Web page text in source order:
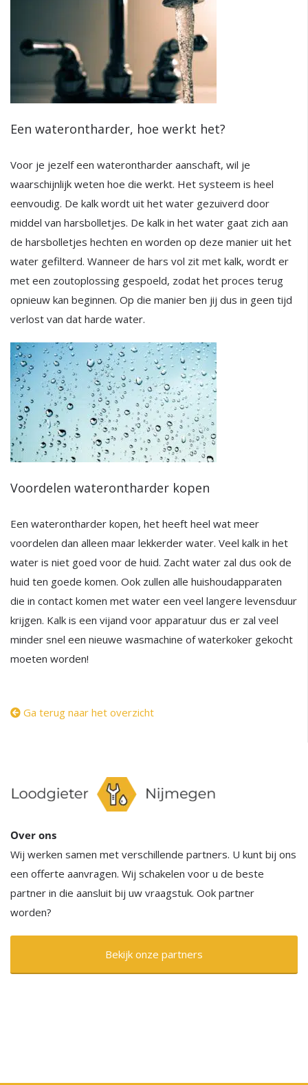
Een waterontharder, hoe werkt het?
Voor je jezelf een waterontharder aanschaft, wil je
waarschijnlijk weten hoe die werkt. Het systeem is heel
eenvoudig. De kalk wordt uit het water gezuiverd door
middel van harsbolletjes. De kalk in het water gaat zich aan
de harsbolletjes hechten en worden op deze manier uit het
water gefilterd. Wanneer de hars vol zit met kalk, wordt er
met een zoutoplossing gespoeld, zodat het proces terug
opnieuw kan beginnen. Op die manier ben jij dus in geen tijd
verlost van dat harde water.
Voordelen waterontharder kopen
Een waterontharder kopen, het heeft heel wat meer
voordelen dan alleen maar lekkerder water. Veel kalk in het
water is niet goed voor de huid. Zacht water zal dus ook de
huid ten goede komen. Ook zullen alle huishoudapparaten
die in contact komen met water een veel langere levensduur
krijgen. Kalk is een vijand voor apparatuur dus er zal veel
minder snel een nieuwe wasmachine of waterkoker gekocht
moeten worden!
Ga terug naar het overzicht
Over ons
Wij werken samen met verschillende partners. U kunt bij ons
een offerte aanvragen. Wij schakelen voor u de beste
partner in die aansluit bij uw vraagstuk. Ook partner
worden?
Bekijk onze partners